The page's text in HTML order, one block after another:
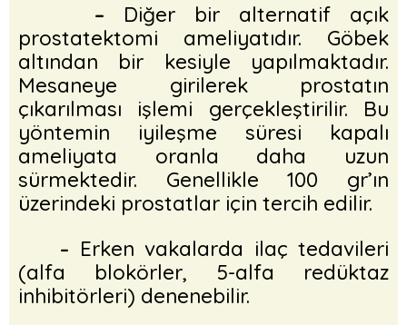
– Diğer bir alternatif açık
prostatektomi ameliyatıdır. Göbek
altından bir kesiyle yapılmaktadır.
Mesaneye girilerek prostatın
çıkarılması işlemi gerçekleştirilir. Bu
yöntemin iyileşme süresi kapalı
ameliyata oranla daha uzun
sürmektedir. Genellikle 100 gr’ın
üzerindeki prostatlar için tercih edilir.
– Erken vakalarda ilaç tedavileri
(alfa blokörler, 5-alfa redüktaz
inhibitörleri) denenebilir.